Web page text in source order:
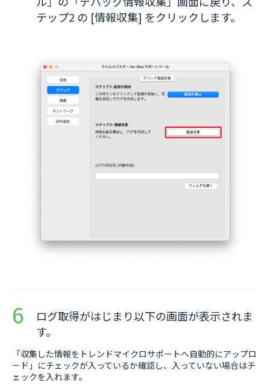
テップ2 の [情報収集] をクリックします。
ログ取得がはじまり以下の画面が表示されま
す。
「収集した情報をトレンドマイクロサポートへ自動的にアップロ
ード」にチェックが入っているか確認し、入っていない場合はチ
ェックを入れます。